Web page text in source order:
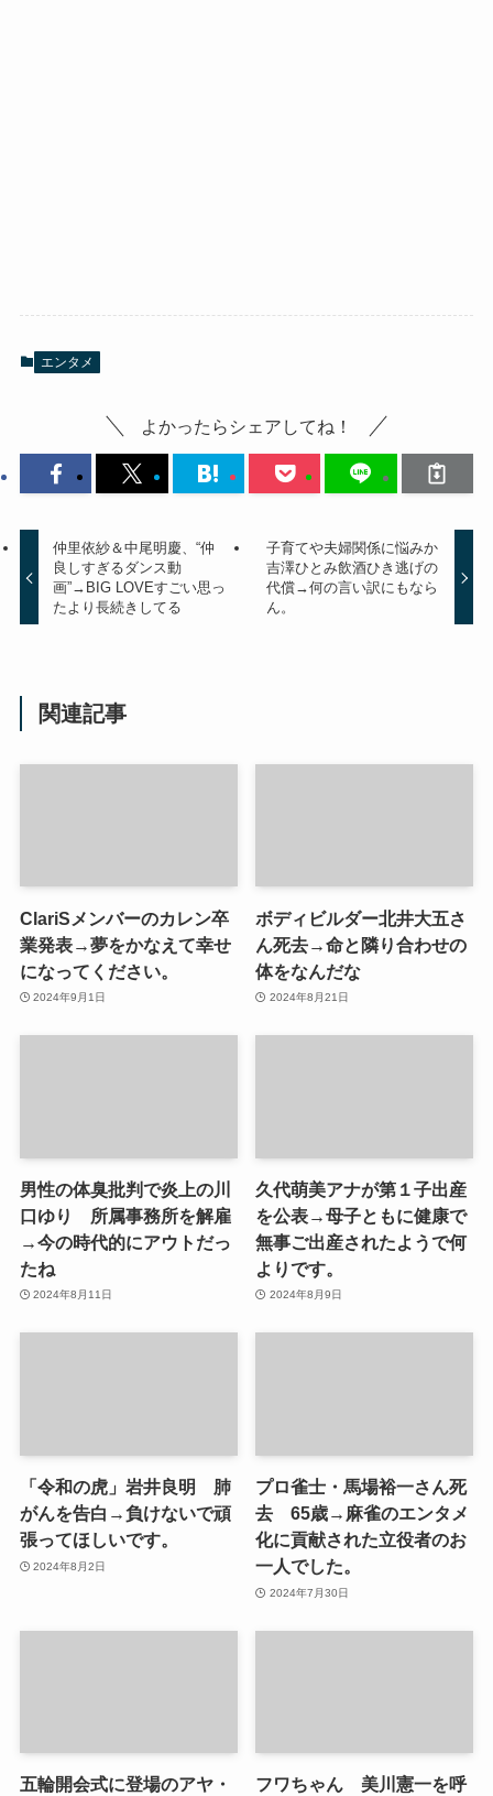
エンタメ
よかったらシェアしてね！
仲里依紗＆中尾明慶、“仲
良しすぎるダンス動
画”→BIG LOVEすごい思っ
たより長続きしてる
子育てや夫婦関係に悩みか
吉澤ひとみ飲酒ひき逃げの
代償→何の言い訳にもなら
ん。
関連記事
ClariSメンバーのカレン卒
業発表→夢をかなえて幸せ
になってください。
2024年9月1日
ボディビルダー北井大五さ
ん死去→命と隣り合わせの
体をなんだな
2024年8月21日
男性の体臭批判で炎上の川
口ゆり 所属事務所を解雇
→今の時代的にアウトだっ
たね
2024年8月11日
久代萌美アナが第１子出産
を公表→母子ともに健康で
無事ご出産されたようで何
よりです。
2024年8月9日
「令和の虎」岩井良明 肺
がんを告白→負けないで頑
張ってほしいです。
2024年8月2日
プロ雀士・馬場裕一さん死
去 65歳→麻雀のエンタメ
化に貢献された立役者のお
一人でした。
2024年7月30日
五輪開会式に登場のアヤ・ フワちゃん 美川憲一を呼